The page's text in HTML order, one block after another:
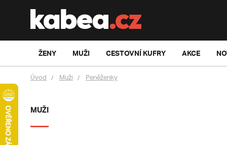
ŽENY MUŽI CESTOVNÍ KUFRY AKCE
Úvod Muži Peněženky
MUŽI